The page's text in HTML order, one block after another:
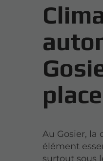
place
Au Gosier,
élément
surtout sous